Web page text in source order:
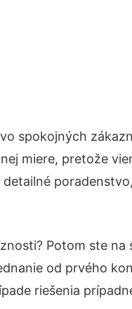
spokojných
miere, pretože
Potom ste na
od prvého
riešenia